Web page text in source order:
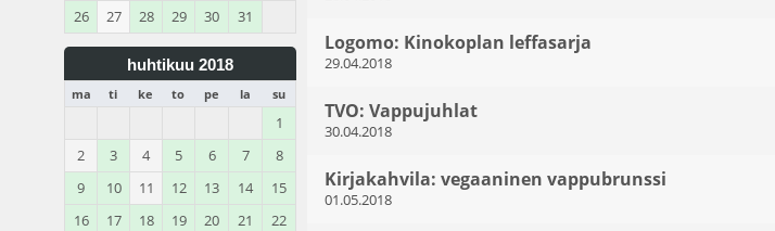
26
27 28 29 30 31
huhtikuu 2018
ma ti ke to pe la su
1
2
3 4 5 6 7
8
9
10 11 12 13 14
15
16
17 18 19 20 21
22
Logomo: Kinokoplan leffasarja
29.04.2018
TVO: Vappujuhlat
30.04.2018
Kirjakahvila: vegaaninen vappubrunssi
01.05.2018